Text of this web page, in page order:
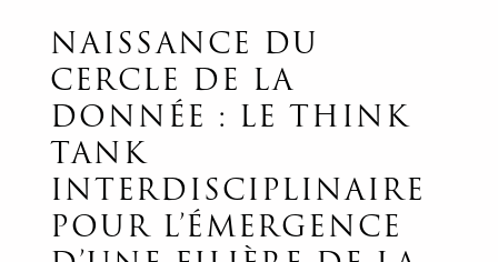
NAISSANCE DU
CERCLE DE LA
DONNÉE : LE THINK
TANK
INTERDISCIPLINAIRE
POUR L’ÉMERGENCE